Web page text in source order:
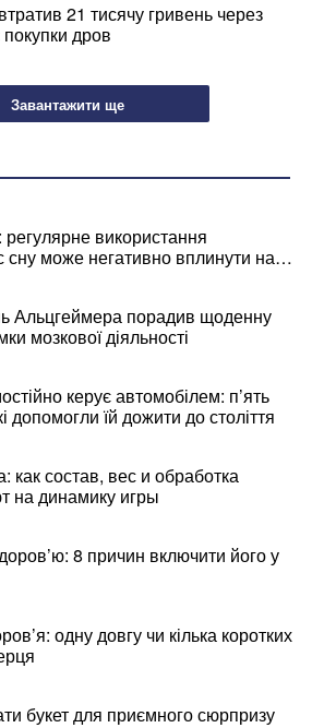
21 тисячу гривень через
дров
Завантажити ще
регулярне використання
сну може негативно вплинути на
Альцгеймера порадив щоденну
мозкової діяльності
керує автомобілем: п’ять
допомогли їй дожити до століття
состав, вес и обработка
на динамику игры
8 причин включити його у
одну довгу чи кілька коротких
букет для приємного сюрпризу